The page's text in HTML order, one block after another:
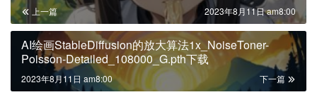
上一篇 2023年8月11日 am8:00
AI绘画StableDiffusion的放大算法1x_NoiseToner-
Poisson-Detailed_108000_G.pth下载
下一篇
2023年8月11日 am8:00